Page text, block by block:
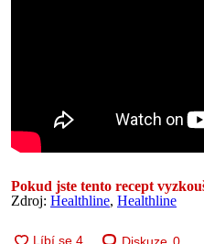
Pokud jste tento recept
Zdroj: Healthline, Healthline
Diskuze 0